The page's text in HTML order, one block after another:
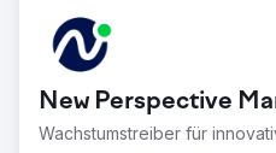
New Perspective
Wachstumstreiber für